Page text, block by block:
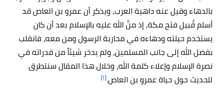
بالدهاء وقيل عنه داهية العرب، ويذكر أن عمرو بن العاص قد
أسلم قُبيل فتح مكة، إذ منَّ الله عليه بالإسلام بعد أن كان
يستخدم حيلته ودهاءه في محاربة الرسول ومن معه، فانقلب
بفضل الله إلى جانب المسلمين، ولم يدخر شيئاً من قدراته في
نصرة الإسلام وإعلاء كلمة الله، وخلال هذا المقال سنتطرق
للحديث حول حياة عمرو بن العاص.[١]